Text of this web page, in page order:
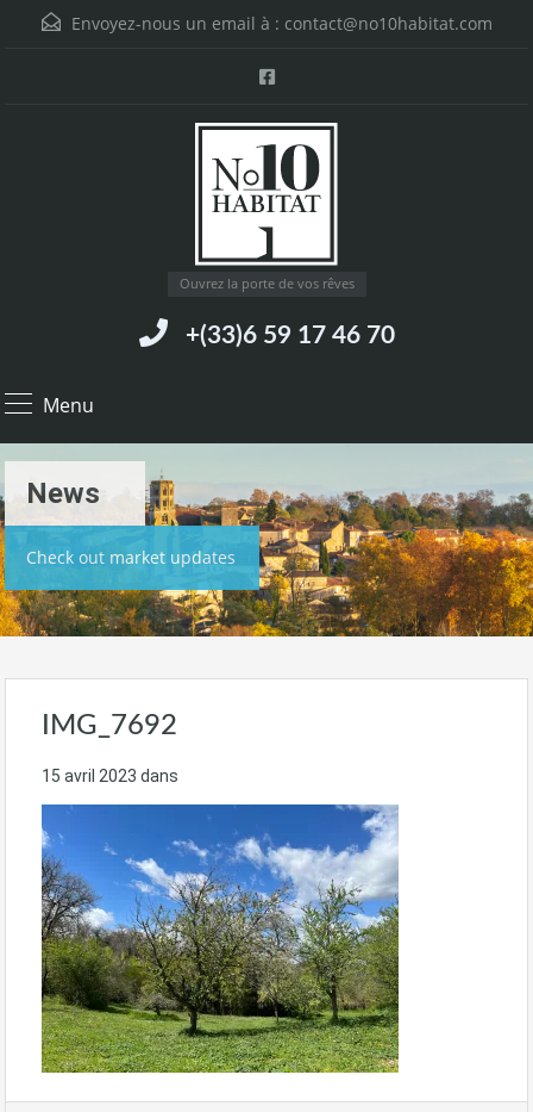
Envoyez-nous un email à : contact@no10habitat.com
Ouvrez la porte de vos rêves
+(33)6 59 17 46 70
Menu
News
Check out market updates
IMG_7692
15 avril 2023 dans